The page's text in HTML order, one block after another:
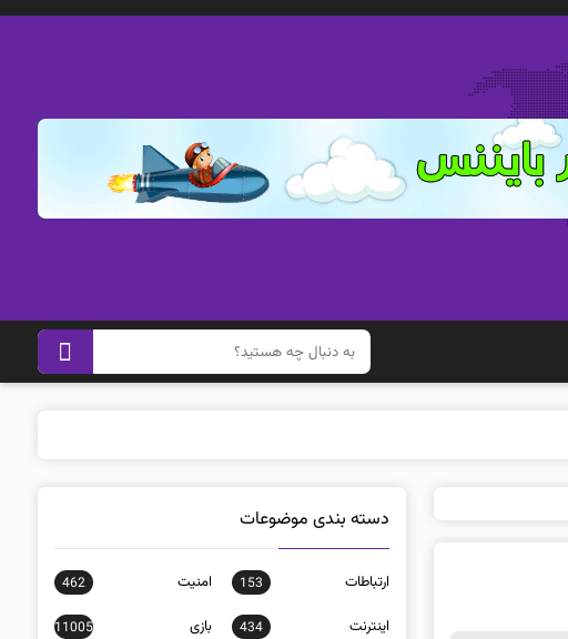
دسته بندی موضوعات
ارتباطات 153 امنيت 462
اينترنت 434 بازی 11005